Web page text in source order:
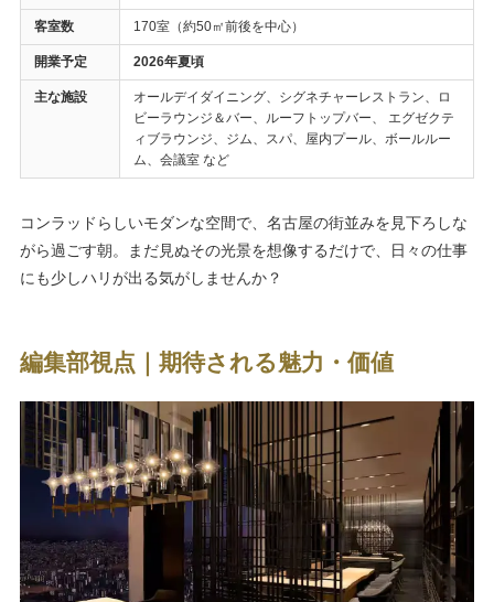
客室数 170室（約50㎡前後を中心）
開業予定 2026年夏頃
主な施設
オールデイダイニング、シグネチャーレストラン、ロ
ビーラウンジ＆バー、ルーフトップバー、 エグゼクテ
ィブラウンジ、ジム、スパ、屋内プール、ボールルー
ム、会議室 など
コンラッドらしいモダンな空間で、名古屋の街並みを見下ろしな
がら過ごす朝。まだ見ぬその光景を想像するだけで、日々の仕事
にも少しハリが出る気がしませんか？
編集部視点｜期待される魅力・価値